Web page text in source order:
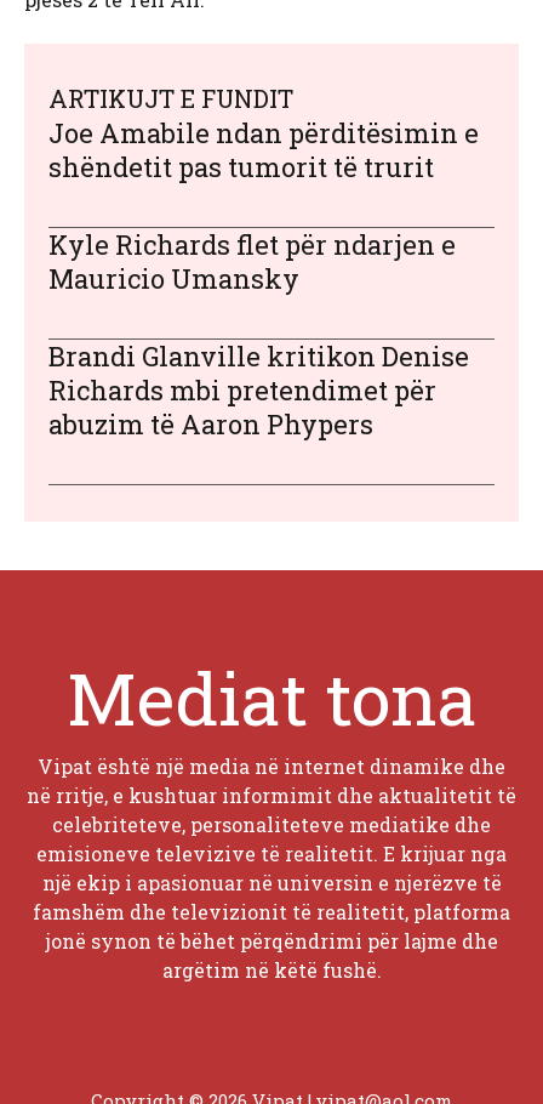
ARTIKUJT E FUNDIT
Joe Amabile ndan përditësimin e
shëndetit pas tumorit të trurit
Kyle Richards flet për ndarjen e
Mauricio Umansky
Brandi Glanville kritikon Denise
Richards mbi pretendimet për
abuzim të Aaron Phypers
Mediat tona
Vipat është një media në internet dinamike dhe
në rritje, e kushtuar informimit dhe aktualitetit të
celebriteteve, personaliteteve mediatike dhe
emisioneve televizive të realitetit. E krijuar nga
një ekip i apasionuar në universin e njerëzve të
famshëm dhe televizionit të realitetit, platforma
jonë synon të bëhet përqëndrimi për lajme dhe
argëtim në këtë fushë.